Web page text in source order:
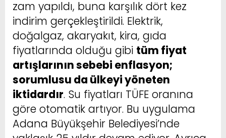
zam yapıldı, buna karşılık dört kez
indirim gerçekleştirildi. Elektrik,
doğalgaz, akaryakıt, kira, gıda
fiyatlarında olduğu gibi tüm fiyat
artışlarının sebebi enflasyon;
sorumlusu da ülkeyi yöneten
iktidardır. Su fiyatları TÜFE oranına
göre otomatik artıyor. Bu uygulama
Adana Büyükşehir Belediyesi’nde